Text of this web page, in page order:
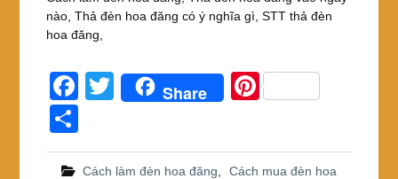
nào, Thả đèn hoa đăng có ý nghĩa gì, STT thả đèn
hoa đăng,
F
a
c
e
T
er
Share
Pi
e
h
Cách làm đèn hoa đăng
Cách mua đèn hoa